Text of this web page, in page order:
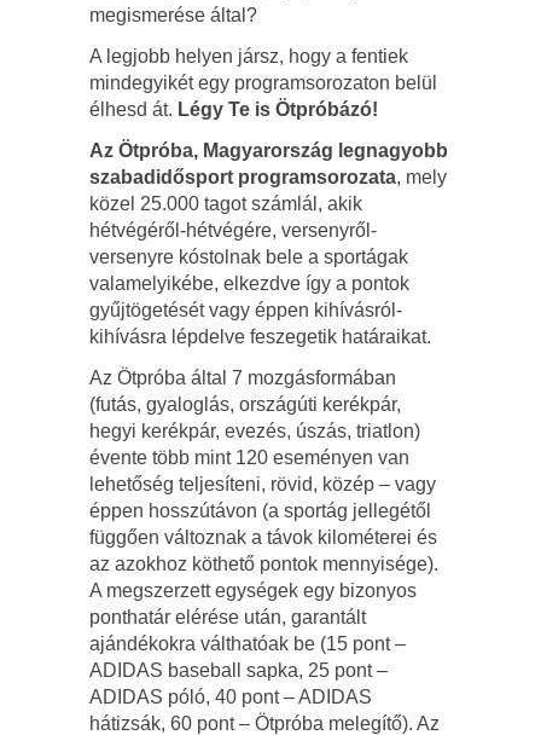
megismerése által?
A legjobb helyen jársz, hogy a fentiek
mindegyikét egy programsorozaton belül
élhesd át. Légy Te is Ötpróbázó!
Az Ötpróba, Magyarország legnagyobb
szabadidősport programsorozata, mely
közel 25.000 tagot számlál, akik
hétvégéről-hétvégére, versenyről-
versenyre kóstolnak bele a sportágak
valamelyikébe, elkezdve így a pontok
gyűjtögetését vagy éppen kihívásról-
kihívásra lépdelve feszegetik határaikat.
Az Ötpróba által 7 mozgásformában
(futás, gyaloglás, országúti kerékpár,
hegyi kerékpár, evezés, úszás, triatlon)
évente több mint 120 eseményen van
lehetőség teljesíteni, rövid, közép – vagy
éppen hosszútávon (a sportág jellegétől
függően változnak a távok kilométerei és
az azokhoz köthető pontok mennyisége).
A megszerzett egységek egy bizonyos
ponthatár elérése után, garantált
ajándékokra válthatóak be (15 pont –
ADIDAS baseball sapka, 25 pont –
ADIDAS póló, 40 pont – ADIDAS
hátizsák, 60 pont – Ötpróba melegítő). Az